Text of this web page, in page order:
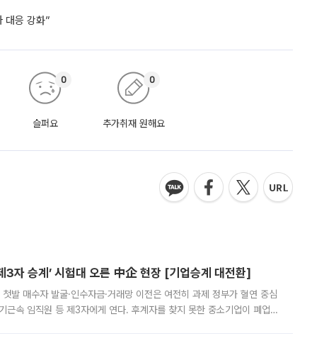
대응 강화”
슬퍼요
0
추가취재 원해요
0
3자 승계’ 시험대 오른 中企 현장 [기업승계 대전환]
발 매수자 발굴·인수자금·거래망 이전은 여전히 과제 정부가 혈연 중심
근속 임직원 등 제3자에게 연다. 후계자를 찾지 못한 중소기업이 폐업